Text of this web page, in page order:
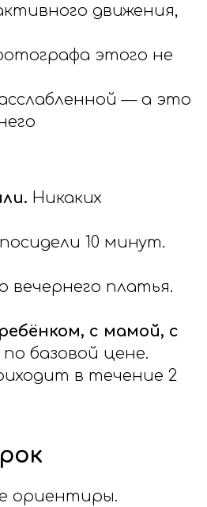
движения,
этого не
— а это
Никаких
10 минут.
платья.
с мамой, с
базовой цене.
в течение 2
ориентиры.